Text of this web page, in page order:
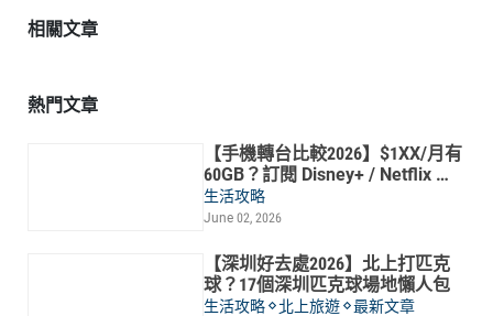
相關文章
熱門文章
【手機轉台比較2026】$1XX/月有
60GB？訂閱 Disney+ / Netflix 慳
錢攻略
生活攻略
June 02, 2026
【深圳好去處2026】北上打匹克
球？17個深圳匹克球場地懶人包
生活攻略 北上旅遊 最新文章